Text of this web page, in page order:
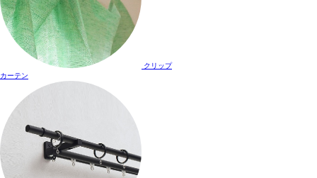
クリップ
カーテン